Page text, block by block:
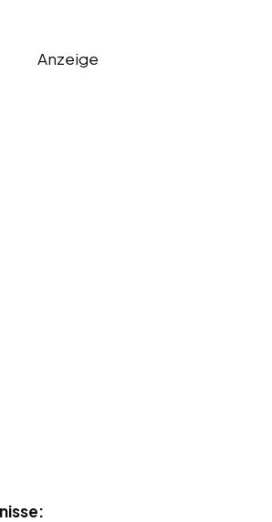
Anzeige